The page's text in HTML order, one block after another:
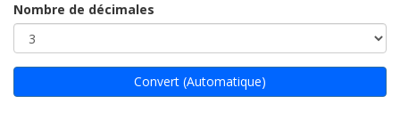
Nombre de décimales
Convert (Automatique)